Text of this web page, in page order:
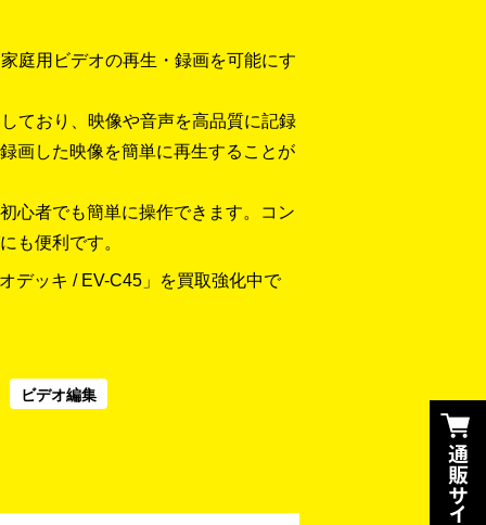
庭用ビデオの再生・録画を可能にす
ており、映像や音声を高品質に記録
画した映像を簡単に再生することが
心者でも簡単に操作できます。コン
も便利です。
デッキ / EV-C45」を買取強化中で
ビデオ編集